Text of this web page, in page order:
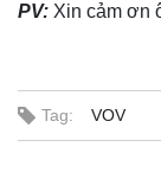
PV: Xin cảm ơn
Tag: VOV